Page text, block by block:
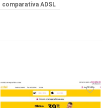
comparativa ADSL